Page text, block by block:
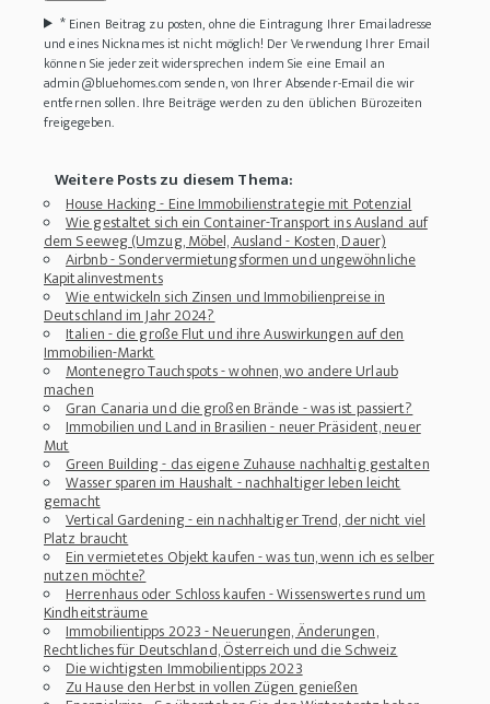
* Einen Beitrag zu posten, ohne die Eintragung Ihrer Emailadresse
und eines Nicknames ist nicht möglich! Der Verwendung Ihrer Email
können Sie jederzeit widersprechen indem Sie eine Email an
admin@bluehomes.com senden, von Ihrer Absender-Email die wir
entfernen sollen. Ihre Beiträge werden zu den üblichen Bürozeiten
freigegeben.
Weitere Posts zu diesem Thema:
House Hacking - Eine Immobilienstrategie mit Potenzial
Wie gestaltet sich ein Container-Transport ins Ausland auf
dem Seeweg (Umzug, Möbel, Ausland - Kosten, Dauer)
Airbnb - Sondervermietungsformen und ungewöhnliche
Kapitalinvestments
Wie entwickeln sich Zinsen und Immobilienpreise in
Deutschland im Jahr 2024?
Italien - die große Flut und ihre Auswirkungen auf den
Immobilien-Markt
Montenegro Tauchspots - wohnen, wo andere Urlaub
machen
Gran Canaria und die großen Brände - was ist passiert?
Immobilien und Land in Brasilien - neuer Präsident, neuer
Mut
Green Building - das eigene Zuhause nachhaltig gestalten
Wasser sparen im Haushalt - nachhaltiger leben leicht
gemacht
Vertical Gardening - ein nachhaltiger Trend, der nicht viel
Platz braucht
Ein vermietetes Objekt kaufen - was tun, wenn ich es selber
nutzen möchte?
Herrenhaus oder Schloss kaufen - Wissenswertes rund um
Kindheitsträume
Immobilientipps 2023 - Neuerungen, Änderungen,
Rechtliches für Deutschland, Österreich und die Schweiz
Die wichtigsten Immobilientipps 2023
Zu Hause den Herbst in vollen Zügen genießen